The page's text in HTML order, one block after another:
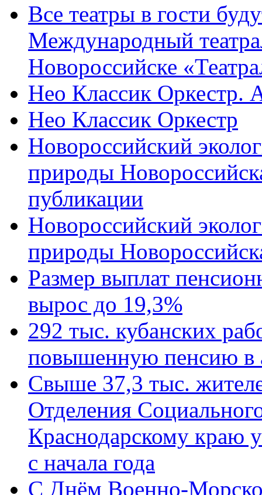
Все театры в гости
Международный
Новороссийске
Нео Классик Оркестр.
Нео Классик Оркестр
Новороссийский
природы
публикации
Новороссийский
природы
Размер выплат
вырос до 19,3%
292 тыс. кубанских
повышенную пенсию в
Свыше 37,3 тыс.
Отделения
Краснодарскому краю
с начала года
C Днём Военно-